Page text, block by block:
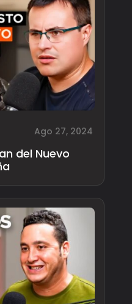
Ago 27, 2024
del Nuevo